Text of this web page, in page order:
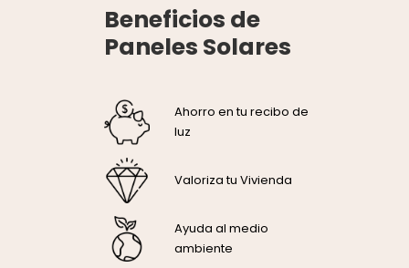
Beneficios de
Paneles Solares
Ahorro en tu recibo de
luz
Valoriza tu Vivienda
Ayuda al medio
ambiente